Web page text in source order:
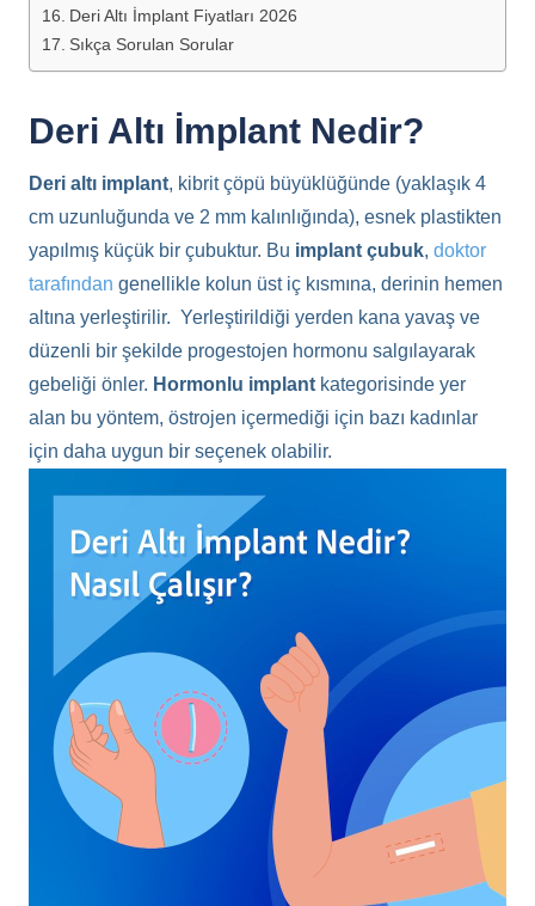
Deri Altı İmplant Fiyatları 2026
Sıkça Sorulan Sorular
Deri Altı İmplant Nedir?
Deri altı implant, kibrit çöpü büyüklüğünde (yaklaşık 4
cm uzunluğunda ve 2 mm kalınlığında), esnek plastikten
yapılmış küçük bir çubuktur. Bu implant çubuk, doktor
tarafından genellikle kolun üst iç kısmına, derinin hemen
altına yerleştirilir. Yerleştirildiği yerden kana yavaş ve
düzenli bir şekilde progestojen hormonu salgılayarak
gebeliği önler. Hormonlu implant kategorisinde yer
alan bu yöntem, östrojen içermediği için bazı kadınlar
için daha uygun bir seçenek olabilir.